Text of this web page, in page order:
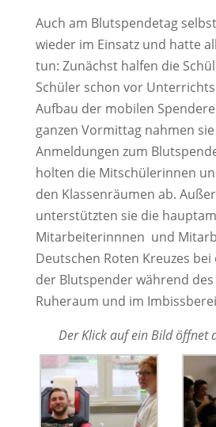
Auch am Blutspendetag
wieder im Einsatz und hatte
tun: Zunächst halfen die
Schüler schon vor
Aufbau der mobilen
ganzen Vormittag nahmen
Anmeldungen zum
holten die Mitschülerinnen
den Klassenräumen ab.
unterstützten sie die
Mitarbeiterinnnen und
Deutschen Roten Kreuzes
der Blutspender während
Ruheraum und im
Der Klick auf ein Bild öffnet